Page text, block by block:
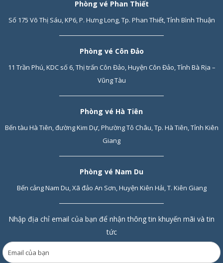
Phòng vé Phan Thiết
Số 175 Võ Thị Sáu, KP6, P. Hưng Long, Tp. Phan Thiết, Tỉnh Bình Thuận
Phòng vé Côn Đảo
11 Trần Phú, KDC số 6, Thị trấn Côn Đảo, Huyện Côn Đảo, Tỉnh Bà Rịa –
Vũng Tàu
Phòng vé Hà Tiên
Bến tàu Hà Tiên, đường Kim Dự, Phường Tô Châu, Tp. Hà Tiên, Tỉnh Kiên
Giang
Phòng vé Nam Du
Bến cảng Nam Du, Xã đảo An Sơn, Huyện Kiên Hải, T. Kiên Giang
Nhập địa chỉ email của bạn để nhận thông tin khuyến mãi và tin
tức